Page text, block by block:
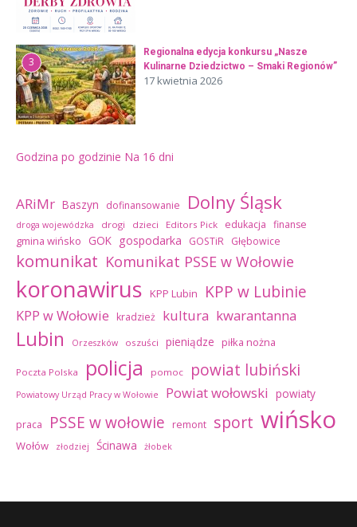
3
Regionalna edycja konkursu „Nasze
Kulinarne Dziedzictwo – Smaki Regionów”
17 kwietnia 2026
Godzina po godzinie Na 16 dni
ARiMr Baszyn dofinansowanie Dolny Śląsk
droga wojewódzka drogi dzieci Editors Pick edukacja finanse
gmina wińsko GOK gospodarka GOSTiR Głębowice
komunikat Komunikat PSSE w Wołowie
koronawirus KPP Lubin KPP w Lubinie
KPP w Wołowie kradzież kultura kwarantanna
Lubin Orzeszków oszuści pieniądze piłka nożna
Poczta Polska policja pomoc powiat lubiński
Powiatowy Urząd Pracy w Wołowie Powiat wołowski powiaty
praca PSSE w wołowie remont sport wińsko
Wołów złodziej Ścinawa żłobek